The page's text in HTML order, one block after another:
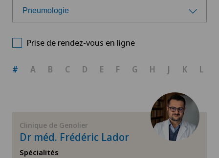
Pneumologie
Angiographie
Prise de rendez-vous en ligne
# A B C D E F G H J K L
Clinique de Genolier
Dr méd. Frédéric Lador
Spécialités